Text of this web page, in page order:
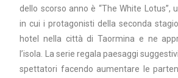
dello scorso anno è “The White Lotus”,
in cui i protagonisti della seconda
hotel nella città di Taormina e ne
l’isola. La serie regala paesaggi
spettatori facendo aumentare le